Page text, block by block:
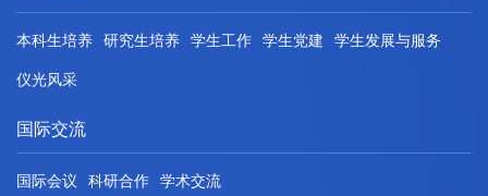
本科生培养 研究生培养 学生工作 学生党建 学生发展与服务
仪光风采
国际交流
国际会议 科研合作 学术交流